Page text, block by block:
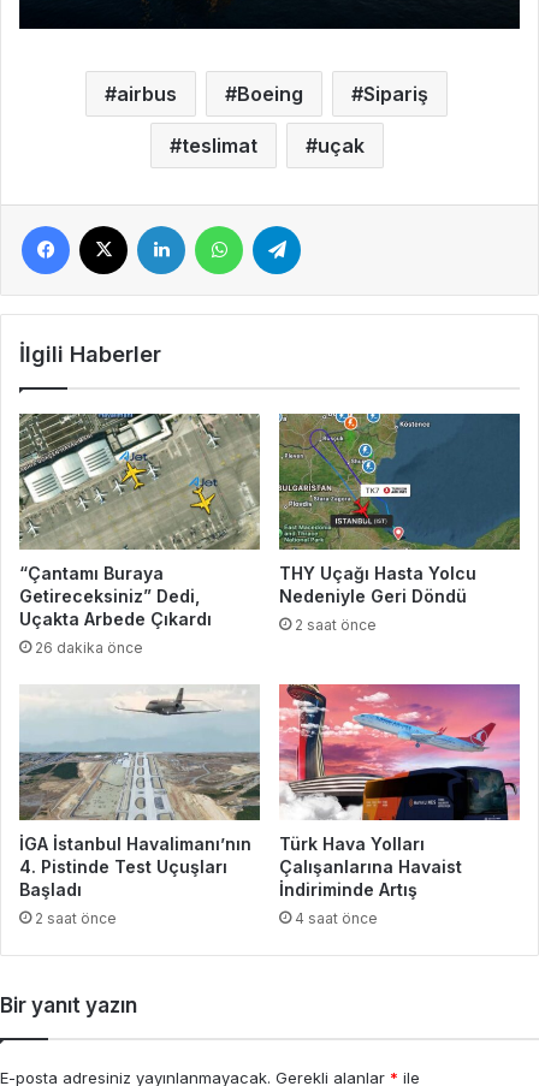
airbus Boeing Sipariş
teslimat uçak
Facebook LinkedIn WhatsApp
İlgili Haberler
“Çantamı Buraya
Getireceksiniz” Dedi,
Uçakta Arbede Çıkardı
26 dakika önce
THY Uçağı Hasta Yolcu
Nedeniyle Geri Döndü
2 saat önce
İGA İstanbul Havalimanı’nın
4. Pistinde Test Uçuşları
Başladı
2 saat önce
Türk Hava Yolları
Çalışanlarına Havaist
İndiriminde Artış
4 saat önce
Bir yanıt yazın
E-posta adresiniz yayınlanmayacak. Gerekli alanlar * ile